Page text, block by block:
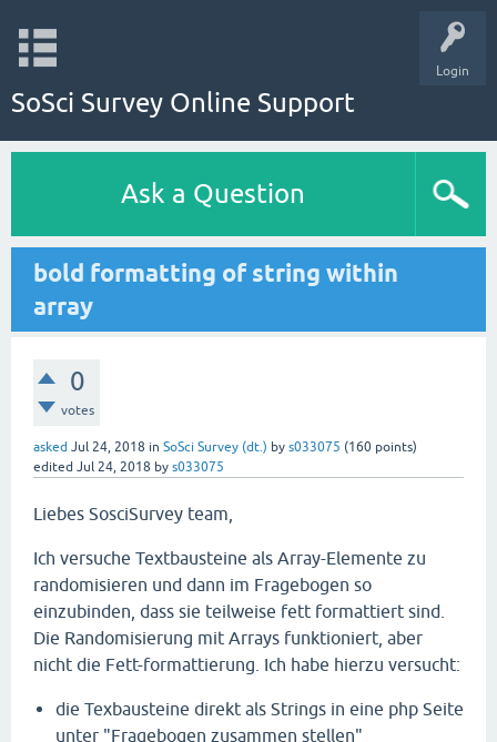
Login
SoSci Survey Online Support
Ask a Question
bold formatting of string within
array
0
votes
asked Jul 24, 2018 in SoSci Survey (dt.) by s033075 (160 points)
edited Jul 24, 2018 by s033075
Liebes SosciSurvey team,
Ich versuche Textbausteine als Array-Elemente zu
randomisieren und dann im Fragebogen so
einzubinden, dass sie teilweise fett formattiert sind.
Die Randomisierung mit Arrays funktioniert, aber
nicht die Fett-formattierung. Ich habe hierzu versucht:
die Texbausteine direkt als Strings in eine php Seite
unter "Fragebogen zusammen stellen"